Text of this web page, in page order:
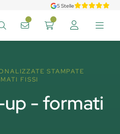
5 Stelle
STAMPATE
FISSI
- formati